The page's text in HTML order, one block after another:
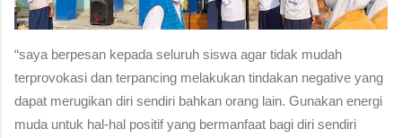
“saya berpesan kepada seluruh siswa agar tidak mudah
terprovokasi dan terpancing melakukan tindakan negative yang
dapat merugikan diri sendiri bahkan orang lain. Gunakan energi
muda untuk hal-hal positif yang bermanfaat bagi diri sendiri